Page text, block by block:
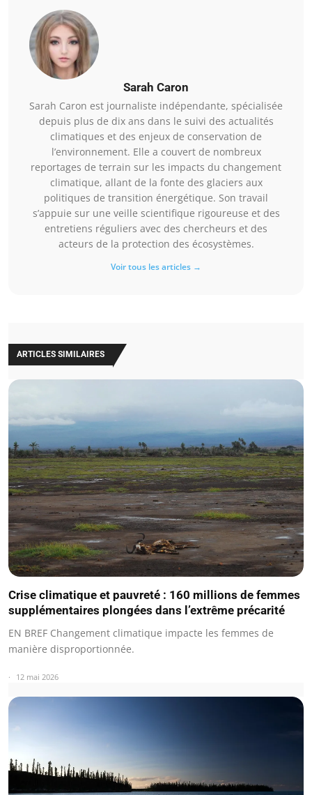
Sarah Caron
Sarah Caron est journaliste indépendante, spécialisée
depuis plus de dix ans dans le suivi des actualités
climatiques et des enjeux de conservation de
l’environnement. Elle a couvert de nombreux
reportages de terrain sur les impacts du changement
climatique, allant de la fonte des glaciers aux
politiques de transition énergétique. Son travail
s’appuie sur une veille scientifique rigoureuse et des
entretiens réguliers avec des chercheurs et des
acteurs de la protection des écosystèmes.
Voir tous les articles →
ARTICLES SIMILAIRES
Crise climatique et pauvreté : 160 millions de femmes
supplémentaires plongées dans l’extrême précarité
EN BREF Changement climatique impacte les femmes de
manière disproportionnée.
12 mai 2026